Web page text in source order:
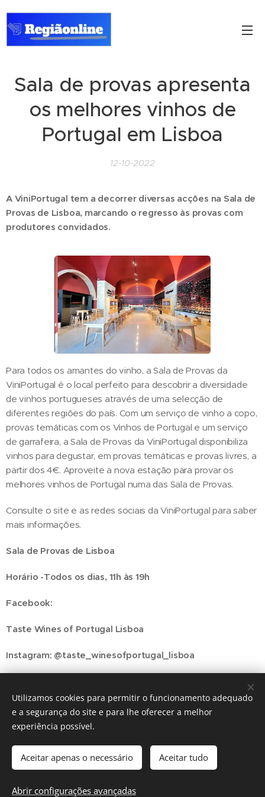
Sala de provas apresenta
os melhores vinhos de
Portugal em Lisboa
12-10-2022
A ViniPortugal tem a decorrer diversas acções na Sala de
Provas de Lisboa, marcando o regresso às provas com
produtores convidados.
Para todos os amantes do vinho, a Sala de Provas da
ViniPortugal é o local perfeito para descobrir a diversidade
de vinhos portugueses através de uma selecção de
diferentes regiões do país. Com um serviço de vinho a copo,
provas temáticas com os Vinhos de Portugal e um serviço
de garrafeira, a Sala de Provas da ViniPortugal disponibiliza
vinhos para degustar, em provas temáticas e provas livres, a
partir dos 4€. Aproveite a nova estação para provar os
melhores vinhos de Portugal numa das Sala de Provas.
Consulte o site e as redes sociais da ViniPortugal para saber
mais informações.
Sala de Provas de Lisboa
Horário -Todos os dias, 11h às 19h
Facebook:
Taste Wines of Portugal Lisboa
Instagram: @taste_winesofportugal_lisboa
Share
Cookies
Utilizamos cookies para permitir o funcionamento adequado
e a segurança do site e para lhe oferecer a melhor
experiência possível.
Aceitar apenas o necessário Aceitar tudo
Abrir configurações avançadas